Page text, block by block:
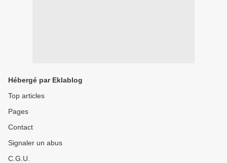
Hébergé par Eklablog
Top articles
Pages
Contact
Signaler un abus
C.G.U.